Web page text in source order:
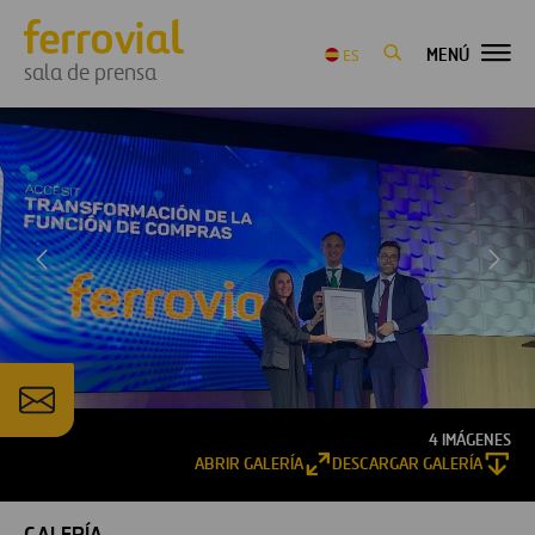
sala de prensa
ES MENÚ
4 IMÁGENES
ABRIR GALERÍA
DESCARGAR GALERÍA